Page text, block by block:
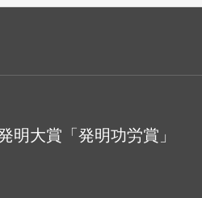
明大賞「発明功労賞」